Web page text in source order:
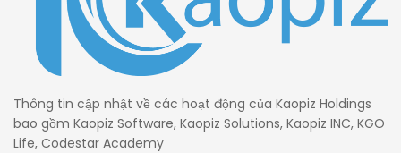
Thông tin cập nhật về các hoạt động của Kaopiz Holdings
bao gồm Kaopiz Software, Kaopiz Solutions, Kaopiz INC, KGO
Life, Codestar Academy